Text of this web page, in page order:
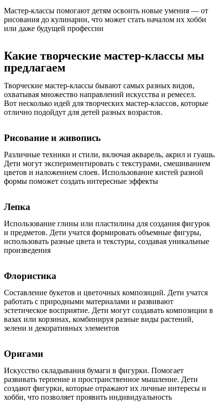
Мастер-классы помогают детям освоить новые умения — от
рисования до кулинарии, что может стать началом их хобби
или даже будущей профессии
Какие творческие мастер-классы мы
предлагаем
Творческие мастер-классы бывают самых разных видов,
охватывая множество направлений искусства и ремесел.
Вот несколько идей для творческих мастер-классов, которые
отлично подойдут для детей разных возрастов.
Рисование и живопись
Различные техники и стили, включая акварель, акрил и гуашь.
Дети могут экспериментировать с текстурами, смешиванием
цветов и наложением слоев. Использование кистей разной
формы поможет создать интересные эффекты
Лепка
Использование глины или пластилина для создания фигурок
и предметов. Дети учатся формировать объемные фигуры,
использовать разные цвета и текстуры, создавая уникальные
произведения
Флористика
Составление букетов и цветочных композиций. Дети учатся
работать с природными материалами и развивают
эстетическое восприятие. Дети могут создавать композиции в
вазах или корзинах, комбинируя разные виды растений,
зелени и декоративных элементов
Оригами
Искусство складывания бумаги в фигурки. Помогает
развивать терпение и пространственное мышление. Дети
создают фигурки, которые отражают их личные интересы и
хобби, что позволяет проявить индивидуальность